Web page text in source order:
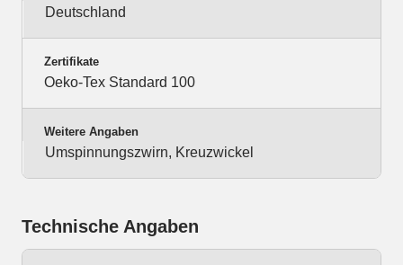
Deutschland
Zertifikate
Oeko-Tex Standard 100
Weitere Angaben
Umspinnungszwirn, Kreuzwickel
Technische Angaben